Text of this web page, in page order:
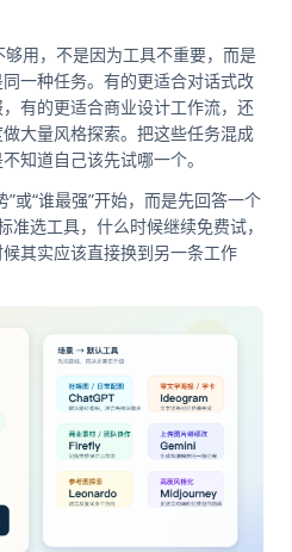
够用，不是因为工具不重要，而是
一种任务。有的更适合对话式改
有的更适合商业设计工作流，还
大量风格探索。把这些任务混成
知道自己该先试哪一个。
或“谁最强”开始，而是先回答一个
选工具，什么时候继续免费试，
其实应该直接换到另一条工作